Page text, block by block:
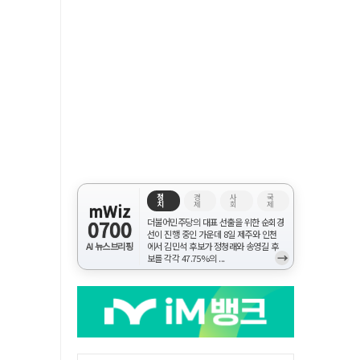
mWiz
0700
AI 뉴스브리핑
정
치
경
제
사
회
국
제
더불어민주당의 대표 선출을 위한 순회경
선이 진행 중인 가운데 8일 제주와 인천
에서 김민석 후보가 정청래와 송영길 후
보를 각각 47.75%의 ...
→